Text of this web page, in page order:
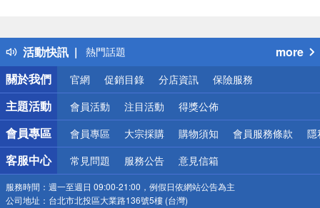
活動快訊
得獎公告
熱門話題
銀行優惠
偏遠地區配送
詐騙網頁！請小心！
more
關於我們
官網 促銷目錄 分店資訊 保險服務
主題活動 會員活動 注目活動 得獎公佈
會員專區 會員專區 大宗採購 購物須知 會員服務條款 隱
客服中心 常見問題 服務公告 意見信箱
服務時間： 週一至週日 09:00-21:00，例假日依網站公告為主
公司地址： 台北市北投區大業路136號5樓 (台灣)